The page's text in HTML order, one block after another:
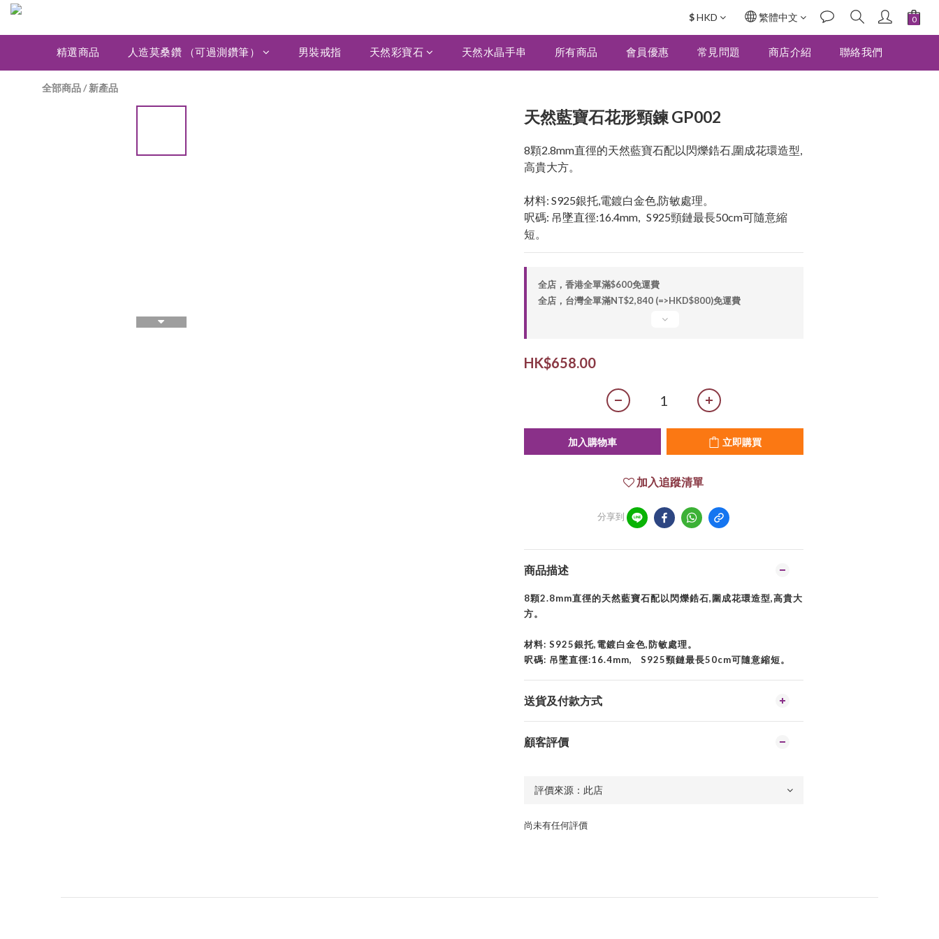
$HKD 繁體中文
精選商品 人造莫桑鑽 （可過測鑽筆） 男裝戒指 天然彩寶石 天然水晶手串 所有商品 會員優惠 常見問題 商店介紹 聯絡我們
全部商品/新產品
天然藍寶石花形頸鍊 GP002
8顆2.8mm直徑的天然藍寶石配以閃爍鋯石,圍成花環造型,
高貴大方。
材料: S925銀托,電鍍白金色,防敏處理。
呎碼: 吊墜直徑:16.4mm,   S925頸鏈最長50cm可隨意縮
短。
全店，香港全單滿$600免運費
全店，台灣全單滿NT$2,840 (=>HKD$800)免運費
HK$658.00
加入購物車 立即購買
加入追蹤清單
分享到
商品描述
8顆2.8mm直徑的天然藍寶石配以閃爍鋯石,圍成花環造型,高貴大
方。
材料: S925銀托,電鍍白金色,防敏處理。
呎碼: 吊墜直徑:16.4mm, S925頸鏈最長50cm可隨意縮短。
送貨及付款方式
顧客評價
尚未有任何評價
立即購買